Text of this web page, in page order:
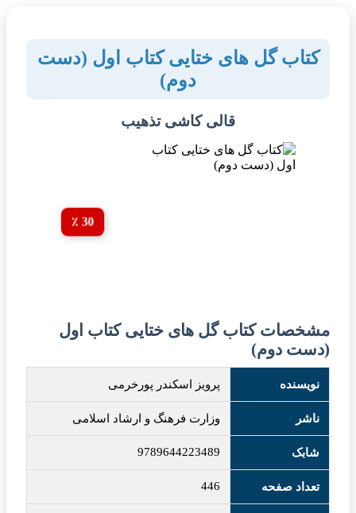
کتاب گل های ختایی کتاب اول (دست
دوم)
قالی کاشی تذهیب
30 ٪
مشخصات کتاب گل های ختایی کتاب اول
(دست دوم)
نویسنده پرویز اسکندر پورخرمی
ناشر وزارت فرهنگ و ارشاد اسلامی
شابک 9789644223489
تعداد صفحه 446